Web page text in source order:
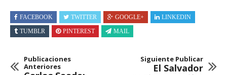
FACEBOOK TWITTER GOOGLE+
LINKEDIN
TUMBLR
PINTEREST MAIL
Publicaciones
Anteriores
Siguiente Publicar
El Salvador